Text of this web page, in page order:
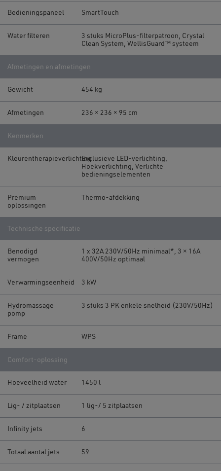
Bedieningspaneel SmartTouch
Water filteren
3 stuks MicroPlus-filterpatroon, Crystal
Clean System, WellisGuard™ systeem
Afmetingen en afmetingen
Gewicht 454 kg
Afmetingen 236 × 236 × 95 cm
Kenmerken
KleurentherapieverlichtingExclusieve LED-verlichting,
Hoekverlichting, Verlichte
bedieningselementen
Premium
oplossingen
Thermo-afdekking
Technische specificatie
Benodigd
vermogen
1 x 32A 230V/50Hz minimaal*, 3 × 16A
400V/50Hz optimaal
Verwarmingseenheid 3 kW
Hydromassage
pomp
3 stuks 3 PK enkele snelheid (230V/50Hz)
Frame WPS
Comfort-oplossing
Hoeveelheid water 1450 l
Lig- / zitplaatsen 1 lig-/ 5 zitplaatsen
Infinity jets 6
Totaal aantal jets 59